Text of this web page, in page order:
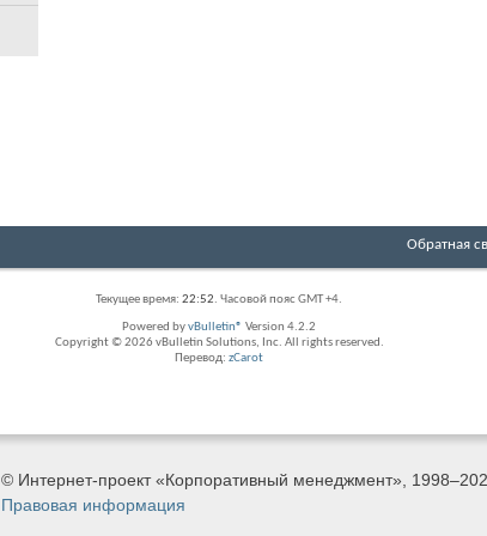
Обратная
Текущее время: 22:52. Часовой пояс GMT +4.
Powered byvBulletin® Version 4.2.2
Copyright © 2026 vBulletin Solutions, Inc. All rights reserved.
Перевод: zCarot
© Интернет-проект «Корпоративный менеджмент»,
Правовая информация